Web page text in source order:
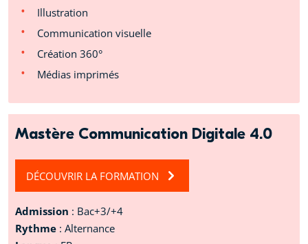
Illustration
Communication visuelle
Création 360°
Médias imprimés
Mastère Communication Digitale 4.0
DÉCOUVRIR LA FORMATION
Admission : Bac+3/+4
Rythme : Alternance